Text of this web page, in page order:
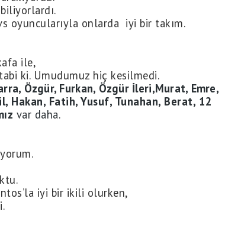
oyuncularıyla onlarda iyi bir takım.
ile,
ki. Umudumuz hiç kesilmedi.
Özgür, Furkan, Özgür İleri,Murat, Emre,
Hakan, Fatih, Yusuf, Tunahan, Berat, 12
var daha.
iyi bir ikili olurken,